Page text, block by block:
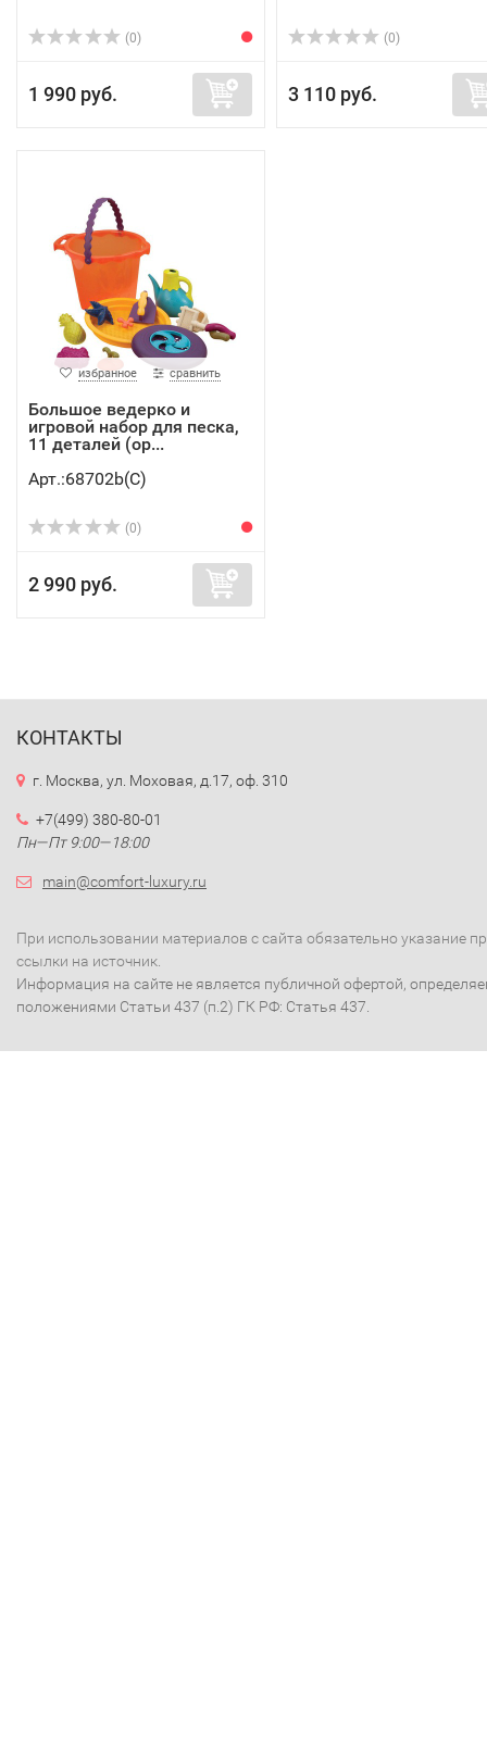
(0)
1 990 руб.
(0)
3 110 руб.
избранное сравнить
Большое ведерко и
игровой набор для песка,
11 деталей (ор...
Арт.:68702b(C)
(0)
2 990 руб.
КОНТАКТЫ
г. Москва, ул. Моховая, д.17, оф. 310
+7(499) 380-80-01
Пн—Пт 9:00—18:00
main@comfort-luxury.ru
При использовании материалов с сайта обязательно указание
ссылки на источник.
Информация на сайте не является публичной офертой,
положениями Статьи 437 (п.2) ГК РФ: Статья 437.